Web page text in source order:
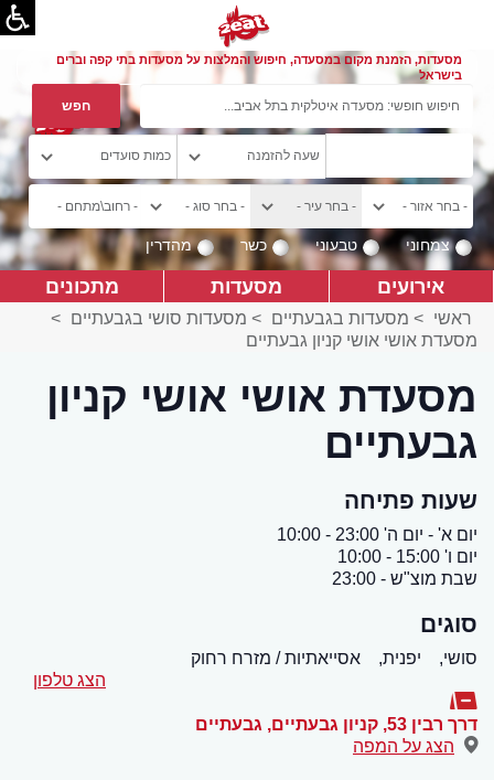
מסעדות, הזמנת מקום במסעדה, חיפוש והמלצות על מסעדות בתי קפה וברים
בישראל
צמחוני טבעוני כשר מהדרין
אירועים מסעדות מתכונים
ראשי > מסעדות בגבעתיים > מסעדות סושי בגבעתיים >
מסעדת אושי אושי קניון גבעתיים
מסעדת אושי אושי קניון
גבעתיים
שעות פתיחה
יום א' - יום ה' 23:00 - 10:00
יום ו' 15:00 - 10:00
שבת מוצ"ש - 23:00
סוגים
סושי, יפנית,
אסייאתיות / מזרח רחוק
הצג טלפון
דרך רבין 53, קניון גבעתיים , גבעתיים
הצג על המפה